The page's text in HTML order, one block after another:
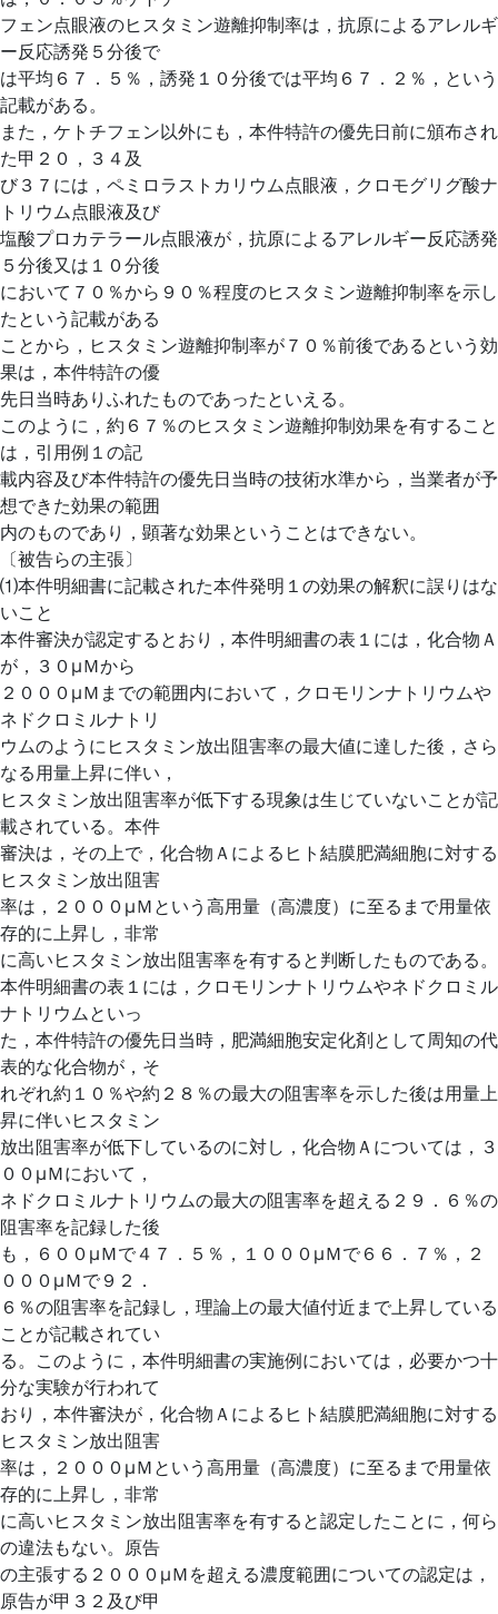
フェン点眼液のヒスタミン遊離抑制率は，抗原によるアレルギ
ー反応誘発５分後で
は平均６７．５％，誘発１０分後では平均６７．２％，という
記載がある。
また，ケトチフェン以外にも，本件特許の優先日前に頒布され
た甲２０，３４及
び３７には，ペミロラストカリウム点眼液，クロモグリグ酸ナ
トリウム点眼液及び
塩酸プロカテラール点眼液が，抗原によるアレルギー反応誘発
５分後又は１０分後
において７０％から９０％程度のヒスタミン遊離抑制率を示し
たという記載がある
ことから，ヒスタミン遊離抑制率が７０％前後であるという効
果は，本件特許の優
先日当時ありふれたものであったといえる。
このように，約６７％のヒスタミン遊離抑制効果を有すること
は，引用例１の記
載内容及び本件特許の優先日当時の技術水準から，当業者が予
想できた効果の範囲
内のものであり，顕著な効果ということはできない。
〔被告らの主張〕
⑴本件明細書に記載された本件発明１の効果の解釈に誤りはな
いこと
本件審決が認定するとおり，本件明細書の表１には，化合物Ａ
が，３０μＭから
２０００μＭまでの範囲内において，クロモリンナトリウムや
ネドクロミルナトリ
ウムのようにヒスタミン放出阻害率の最大値に達した後，さら
なる用量上昇に伴い，
ヒスタミン放出阻害率が低下する現象は生じていないことが記
載されている。本件
審決は，その上で，化合物Ａによるヒト結膜肥満細胞に対する
ヒスタミン放出阻害
率は，２０００μＭという高用量（高濃度）に至るまで用量依
存的に上昇し，非常
に高いヒスタミン放出阻害率を有すると判断したものである。
本件明細書の表１には，クロモリンナトリウムやネドクロミル
ナトリウムといっ
た，本件特許の優先日当時，肥満細胞安定化剤として周知の代
表的な化合物が，そ
れぞれ約１０％や約２８％の最大の阻害率を示した後は用量上
昇に伴いヒスタミン
放出阻害率が低下しているのに対し，化合物Ａについては，３
００μＭにおいて，
ネドクロミルナトリウムの最大の阻害率を超える２９．６％の
阻害率を記録した後
も，６００μＭで４７．５％，１０００μＭで６６．７％，２
０００μＭで９２．
６％の阻害率を記録し，理論上の最大値付近まで上昇している
ことが記載されてい
る。このように，本件明細書の実施例においては，必要かつ十
分な実験が行われて
おり，本件審決が，化合物Ａによるヒト結膜肥満細胞に対する
ヒスタミン放出阻害
率は，２０００μＭという高用量（高濃度）に至るまで用量依
存的に上昇し，非常
に高いヒスタミン放出阻害率を有すると認定したことに，何ら
の違法もない。原告
の主張する２０００μＭを超える濃度範囲についての認定は，
原告が甲３２及び甲